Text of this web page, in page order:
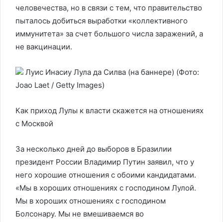
человечества, но в связи с тем, что правительство
пыталось добиться выработки «коллективного
иммунитета» за счет большого числа заражений, а
не вакцинации.
Луис Инасиу Лула да Силва (на баннере) (Фото:
Joao Laet / Getty Images)
Как приход Лулы к власти скажется на отношениях
с Москвой
За несколько дней до выборов в Бразилии
президент России Владимир Путин заявил, что у
него хорошие отношения с обоими кандидатами.
«Мы в хороших отношениях с господином Лулой.
Мы в хороших отношениях с господином
Болсонару. Мы не вмешиваемся во